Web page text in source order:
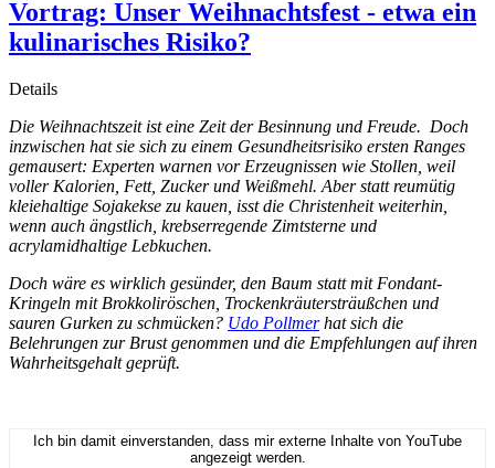
Vortrag: Unser Weihnachtsfest - etwa ein
kulinarisches Risiko?
Details
Die Weihnachtszeit ist eine Zeit der Besinnung und Freude. Doch
inzwischen hat sie sich zu einem Gesundheitsrisiko ersten Ranges
gemausert: Experten warnen vor Erzeugnissen wie Stollen, weil
voller Kalorien, Fett, Zucker und Weißmehl. Aber statt reumütig
kleiehaltige Sojakekse zu kauen, isst die Christenheit weiterhin,
wenn auch ängstlich, krebserregende Zimtsterne und
acrylamidhaltige Lebkuchen.
Doch wäre es wirklich gesünder, den Baum statt mit Fondant-
Kringeln mit Brokkoliröschen, Trockenkräutersträußchen und
sauren Gurken zu schmücken? Udo Pollmerhat sich die
Belehrungen zur Brust genommen und die Empfehlungen auf ihren
Wahrheitsgehalt geprüft.
Ich bin damit einverstanden, dass mir externe Inhalte von YouTube
angezeigt werden.